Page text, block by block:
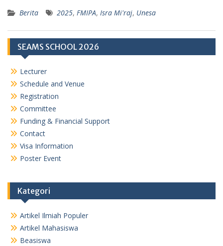
Berita 2025, FMIPA, Isra Mi'raj, Unesa
SEAMS SCHOOL 2026
Lecturer
Schedule and Venue
Registration
Committee
Funding & Financial Support
Contact
Visa Information
Poster Event
Kategori
Artikel Ilmiah Populer
Artikel Mahasiswa
Beasiswa